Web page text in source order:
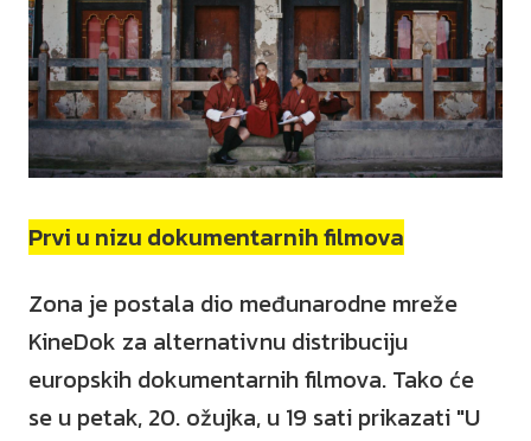
Prvi u nizu dokumentarnih filmova
Zona je postala dio međunarodne mreže
KineDok za alternativnu distribuciju
europskih dokumentarnih filmova. Tako će
se u petak, 20. ožujka, u 19 sati prikazati "U